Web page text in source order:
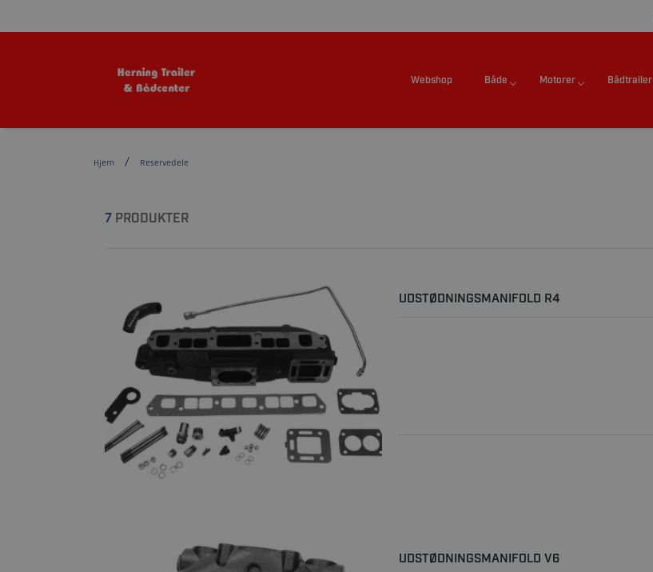
Webshop Både Motorer Bådtrailer
Hjem Reservedele
7PRODUKTER
UDSTØDNINGSMANIFOLD R4
UDSTØDNINGSMANIFOLD V6